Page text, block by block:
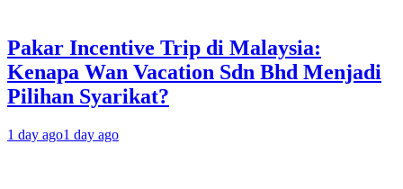
Pakar Incentive Trip di Malaysia:
Kenapa Wan Vacation Sdn Bhd Menjadi
Pilihan Syarikat?
1 day ago1 day ago